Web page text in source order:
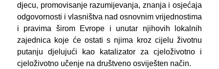
djecu, promovisanje razumijevanja, znanja i osjećaja
odgovornosti i vlasništva nad osnovnim vrijednostima
i pravima širom Evrope i unutar njihovih lokalnih
zajednica koje će ostati s njima kroz cijelu životnu
putanju djelujući kao katalizator za cjeloživotno i
cjeloživotno učenje na društveno osviješten način.